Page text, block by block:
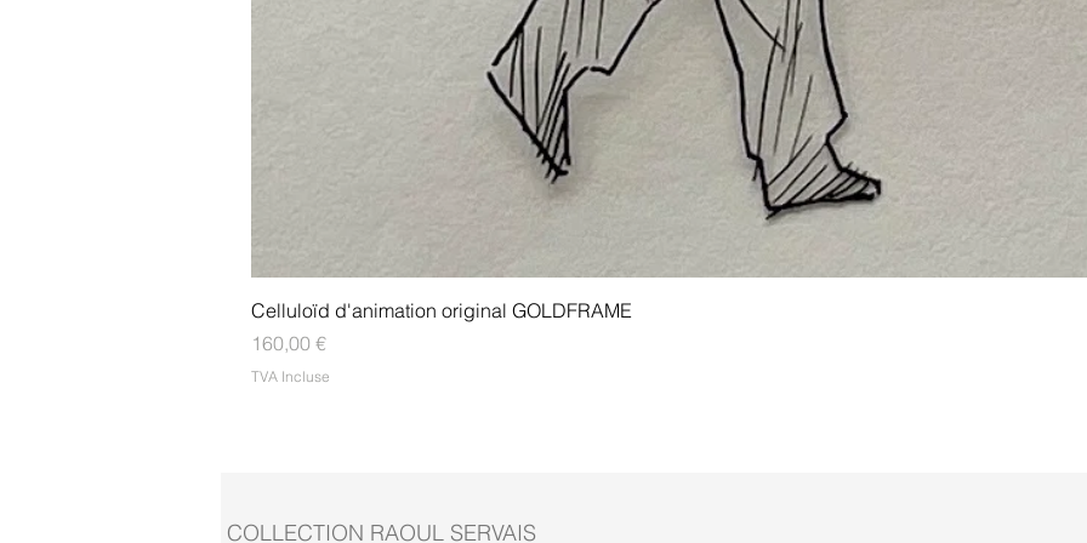
Celluloïd d'animation original GOLDFRAME
Prix
160,00 €
TVA Incluse
COLLECTION RAOUL SERVAIS